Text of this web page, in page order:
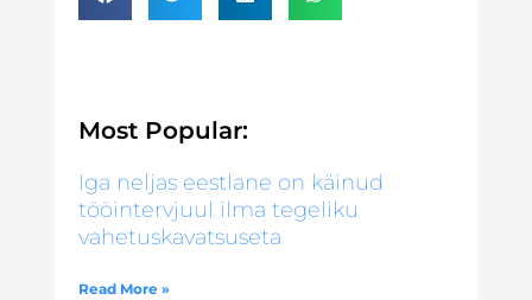
Most Popular:
Iga neljas eestlane on käinud
tööintervjuul ilma tegeliku
vahetuskavatsuseta
Read More »